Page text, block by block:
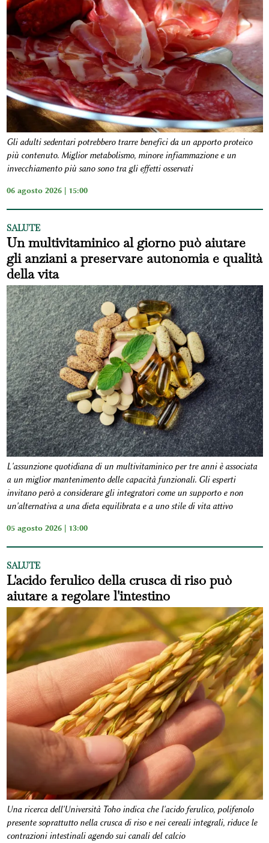
Gli adulti sedentari potrebbero trarre benefici da un apporto proteico
più contenuto. Miglior metabolismo, minore infiammazione e un
invecchiamento più sano sono tra gli effetti osservati
06 agosto 2026 | 15:00
SALUTE
Un multivitaminico al giorno può aiutare
gli anziani a preservare autonomia e qualità
della vita
L'assunzione quotidiana di un multivitaminico per tre anni è associata
a un miglior mantenimento delle capacità funzionali. Gli esperti
invitano però a considerare gli integratori come un supporto e non
un'alternativa a una dieta equilibrata e a uno stile di vita attivo
05 agosto 2026 | 13:00
SALUTE
L'acido ferulico della crusca di riso può
aiutare a regolare l'intestino
Una ricerca dell'Università Toho indica che l'acido ferulico, polifenolo
presente soprattutto nella crusca di riso e nei cereali integrali, riduce le
contrazioni intestinali agendo sui canali del calcio